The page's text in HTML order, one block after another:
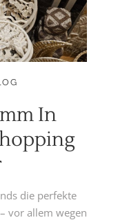
In
die perfekte
vor allem wegen